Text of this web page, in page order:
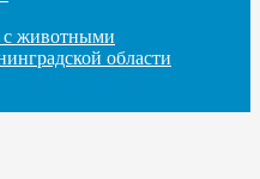
с животными
области